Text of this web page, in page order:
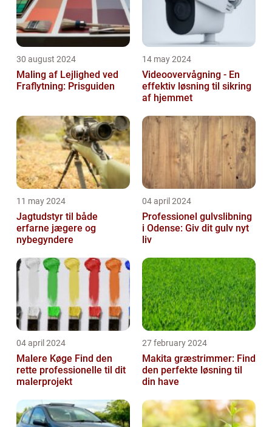
30 august 2024
Maling af Lejlighed ved
Fraflytning: Prisguiden
14 may 2024
Videoovervågning - En
effektiv løsning til sikring
af hjemmet
11 may 2024
Jagtudstyr til både
erfarne jægere og
nybegyndere
04 april 2024
Professionel gulvslibning
i Odense: Giv dit gulv nyt
liv
04 april 2024
Malere Køge Find den
rette professionelle til dit
malerprojekt
27 february 2024
Makita græstrimmer: Find
den perfekte løsning til
din have